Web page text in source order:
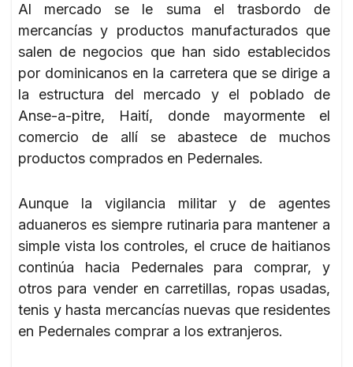
Al mercado se le suma el trasbordo de
mercancías y productos manufacturados que
salen de negocios que han sido establecidos
por dominicanos en la carretera que se dirige a
la estructura del mercado y el poblado de
Anse-a-pitre, Haití, donde mayormente el
comercio de allí se abastece de muchos
productos comprados en Pedernales.
Aunque la vigilancia militar y de agentes
aduaneros es siempre rutinaria para mantener a
simple vista los controles, el cruce de haitianos
continúa hacia Pedernales para comprar, y
otros para vender en carretillas, ropas usadas,
tenis y hasta mercancías nuevas que residentes
en Pedernales comprar a los extranjeros.